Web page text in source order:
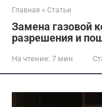
Главная » Статьи
Замена газовой
разрешения и
На чтение: 7 мин